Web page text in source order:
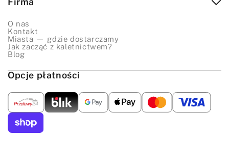
O nas
Kontakt
Miasta — gdzie dostarczamy
Jak zacząć z kaletnictwem?
Blog
Opcje płatności